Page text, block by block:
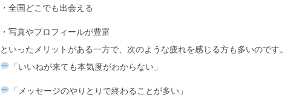
・全国どこでも出会える
・写真やプロフィールが豊富
といったメリットがある一方で、次のような疲れを感じる方も多いのです。
「いいねが来ても本気度がわからない」
「メッセージのやりとりで終わることが多い」